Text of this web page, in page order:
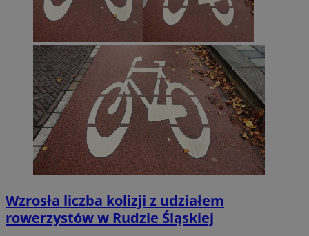
Wzrosła liczba kolizji z udziałem
rowerzystów w Rudzie Śląskiej